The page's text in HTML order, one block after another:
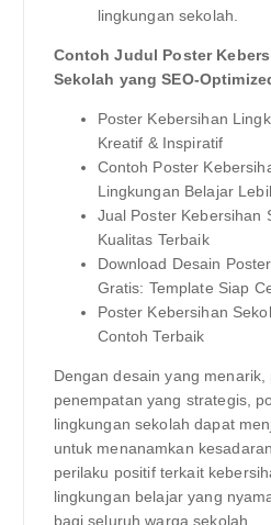
lingkungan sekolah.
Contoh Judul Poster
Sekolah yang SEO-
Poster Kebersihan
Kreatif & Inspiratif
Contoh Poster
Lingkungan Belajar
Jual Poster Kebersihan
Kualitas Terbaik
Download Desain
Gratis: Template Siap
Poster Kebersihan
Contoh Terbaik
Dengan desain yang
penempatan yang strategis,
lingkungan sekolah dapat
untuk menanamkan
perilaku positif terkait
lingkungan belajar yang
bagi seluruh warga sekolah.